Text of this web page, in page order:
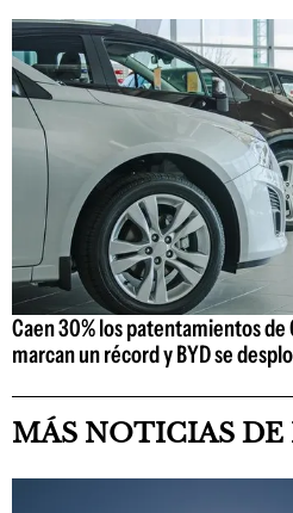
Caen 30% los patentamientos
marcan un récord y BYD se
MÁS NOTICIAS DE